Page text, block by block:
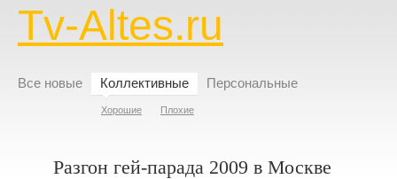
Tv-Altes.ru
Все новые Коллективные
Хорошие Плохие
Персональные
Разгон гей-парада 2009 в Москве